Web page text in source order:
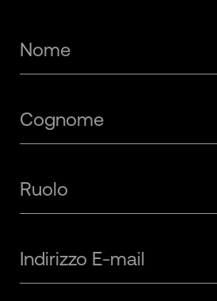
Nome
Cognome
Ruolo
Indirizzo E-mail